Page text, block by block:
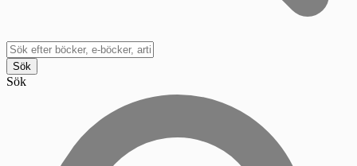
Sök
Sök